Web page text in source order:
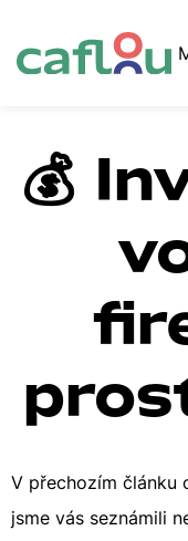
💰
V přechozím článku
jsme vás seznámili